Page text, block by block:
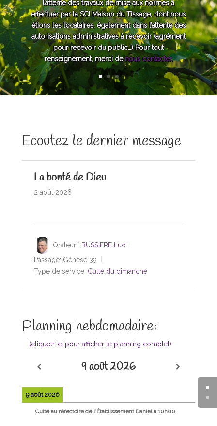
l’attente des travaux de mise aux normes à
effectuer par la SCI Maison du Tissage, dont nous
étions les locataires, également dans l’attente des
autorisations administratives à recevoir (agrément
pour recevoir du public…) Pour tout
renseignement, merci denous contacter.
Ecoutez le dernier message
La bonté de Dieu
2 août 2026
Orateur : BUSSIERE Luc
Passage: Génèse 39
Type de service: Culte du dimanche
Planning hebdomadaire:
(cliquez ici pour afficher le planning complet)
9 août 2026
9 août 2026
Culte au réfectoire de l'Établissement Daniel à 10h00